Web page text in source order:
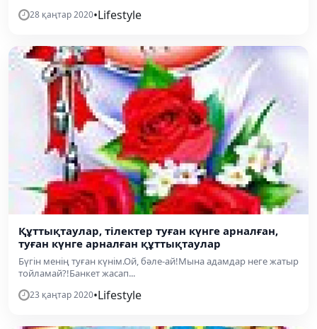
28 қаңтар 2020•Lifestyle
Құттықтаулар, тілектер туған күнге арналған,
туған күнге арналған құттықтаулар
Бүгін менің туған күнім.Ой, бәле-ай!Мына адамдар неге жатыр
тойламай?!Банкет жасап...
23 қаңтар 2020•Lifestyle